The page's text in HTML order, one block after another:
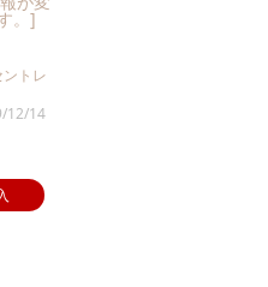
トレ
12/14